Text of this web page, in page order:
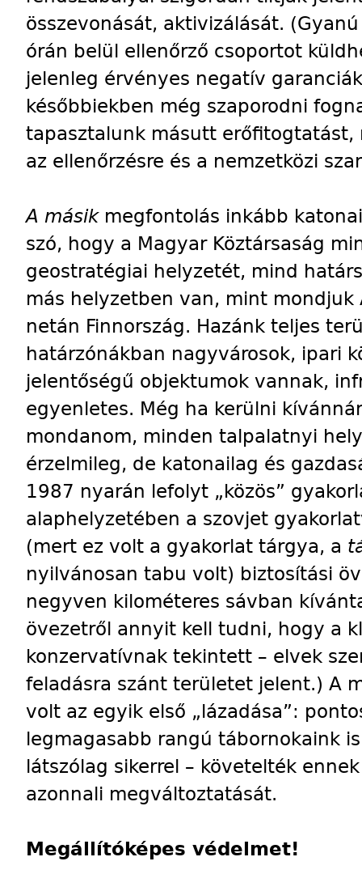
összevonását, aktivizálását.
órán belül ellenőrző csoportot
jelenleg érvényes negatív
későbbiekben még szaporodni
tapasztalunk másutt erőfitogtatást,
az ellenőrzésre és a nemzetközi
A másik megfontolás inkább
szó, hogy a Magyar Köztársaság
geostratégiai helyzetét, mind
más helyzetben van, mint mondjuk
netán Finnország. Hazánk teljes
határzónákban nagyvárosok, ipari
jelentőségű objektumok vannak,
egyenletes. Még ha kerülni
mondanom, minden talpalatnyi
érzelmileg, de katonailag és
1987 nyarán lefolyt „közös”
alaphelyzetében a szovjet
(mert ez volt a gyakorlat tárgya, a
nyilvánosan tabu volt) biztosítási
negyven kilométeres sávban
övezetről annyit kell tudni, hogy a
konzervatívnak tekintett – elvek
feladásra szánt területet jelent.) A
volt az egyik első „lázadása”:
legmagasabb rangú tábornokaink
látszólag sikerrel – követelték
azonnali megváltoztatását.
Megállítóképes védelmet!